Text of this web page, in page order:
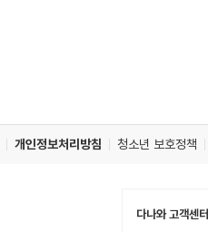
개인정보처리방침 청소년 보호정책
다나와 고객센터